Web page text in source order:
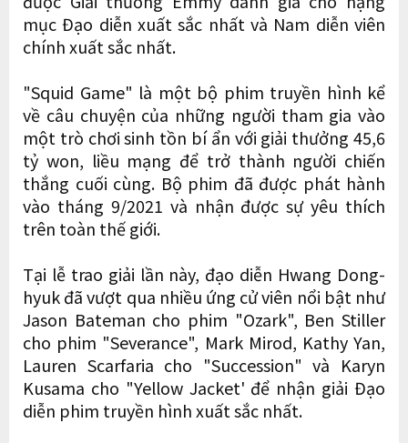
mục Đạo diễn xuất sắc nhất và Nam diễn viên
chính xuất sắc nhất.
"Squid Game" là một bộ phim truyền hình kể
về câu chuyện của những người tham gia vào
một trò chơi sinh tồn bí ẩn với giải thưởng 45,6
tỷ won, liều mạng để trở thành người chiến
thắng cuối cùng. Bộ phim đã được phát hành
vào tháng 9/2021 và nhận được sự yêu thích
trên toàn thế giới.
Tại lễ trao giải lần này, đạo diễn Hwang Dong-
hyuk đã vượt qua nhiều ứng cử viên nổi bật như
Jason Bateman cho phim "Ozark", Ben Stiller
cho phim "Severance", Mark Mirod, Kathy Yan,
Lauren Scarfaria cho "Succession" và Karyn
Kusama cho "Yellow Jacket' để nhận giải Đạo
diễn phim truyền hình xuất sắc nhất.